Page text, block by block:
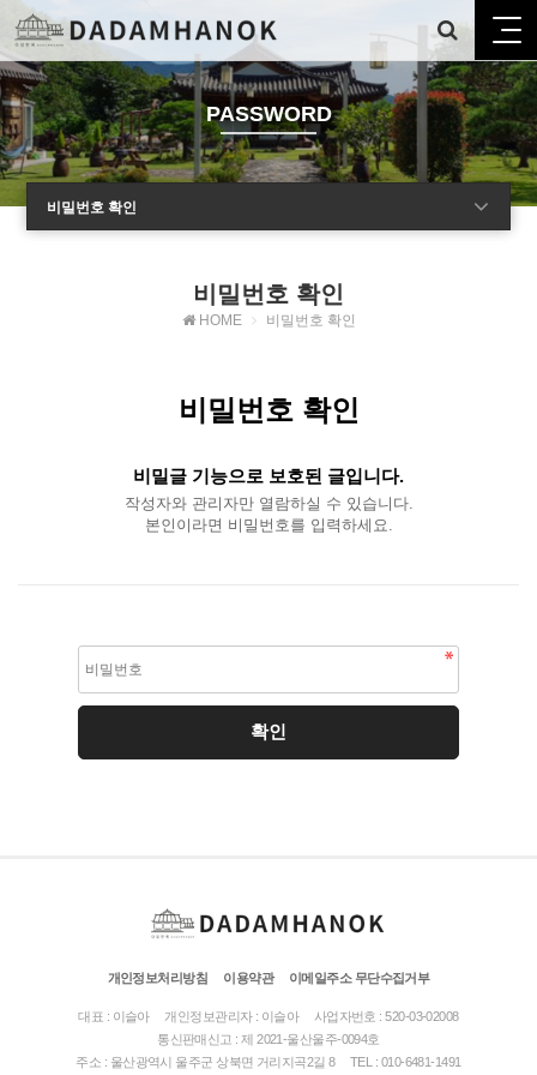
PASSWORD
비밀번호 확인
비밀번호 확인
HOME 비밀번호 확인
비밀번호 확인
비밀글 기능으로 보호된 글입니다.
작성자와 관리자만 열람하실 수 있습니다.
본인이라면 비밀번호를 입력하세요.
개인정보처리방침 이용약관 이메일주소 무단수집거부
대표 : 이슬아 개인정보관리자 : 이슬아
사업자번호 : 520-03-02008
통신판매신고 : 제 2021-울산울주-0094호
주소 : 울산광역시 울주군 상북면 거리지곡2길 8
TEL : 010-6481-1491